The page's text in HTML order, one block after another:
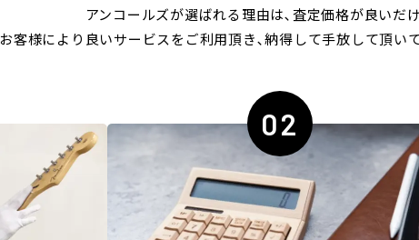
アンコールズが選ばれる理由は､査定価格が良いだ
お客様により良いサービスをご利用頂き､納得して手放して頂い
02